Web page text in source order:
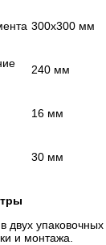
300х300 мм
240 мм
16 мм
30 мм
двух
и монтажа.